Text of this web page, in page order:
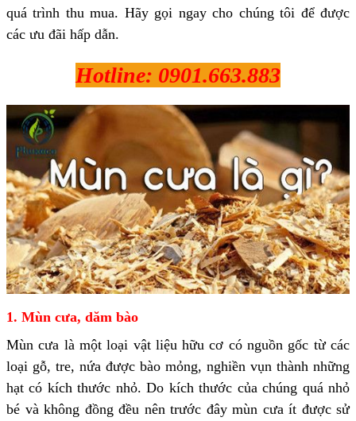
quá trình thu mua. Hãy gọi ngay cho chúng tôi để được
các ưu đãi hấp dẫn.
Hotline: 0901.663.883
1. Mùn cưa, dăm bào
Mùn cưa là một loại vật liệu hữu cơ có nguồn gốc từ các
loại gỗ, tre, nứa được bào mỏng, nghiền vụn thành những
hạt có kích thước nhỏ. Do kích thước của chúng quá nhỏ
bé và không đồng đều nên trước đây mùn cưa ít được sử